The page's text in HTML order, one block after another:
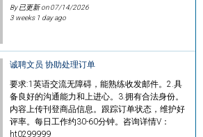
By 已更新 on07/14/2026
3 weeks 1 day ago
诚聘文员 协助处理订单
要求:1英语交流无障碍，能熟练收发邮件。2.具
备良好的沟通能力和上进心。3.拥有合法身份。
内容上传刊登商品信息。跟踪订单状态，维护好
评率。每日工作约30-60分钟。咨询详情V：
ht0299999